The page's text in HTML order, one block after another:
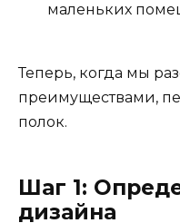
маленьких
Теперь, когда мы
преимуществами,
полок.
Шаг 1:
дизайна